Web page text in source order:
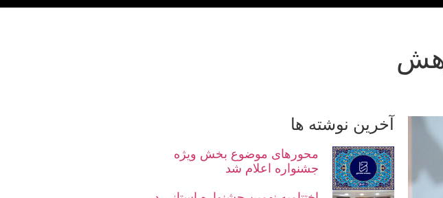
آخرین نوشته ها
محورهای موضوع بخش ویژه
جشنواره اعلام شد